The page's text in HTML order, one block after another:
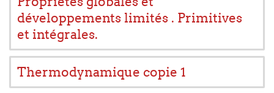
développements limités . Primitives
et intégrales.
Thermodynamique copie 1